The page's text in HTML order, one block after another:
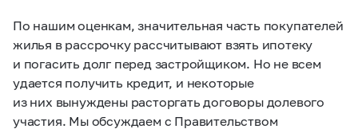
По нашим оценкам, значительная часть покупателей
жилья в рассрочку рассчитывают взять ипотеку
и погасить долг перед застройщиком. Но не всем
удается получить кредит, и некоторые
из них вынуждены расторгать договоры долевого
участия. Мы обсуждаем с Правительством